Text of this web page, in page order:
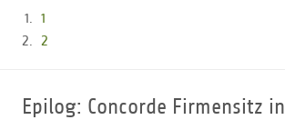
1
2
Epilog: Concorde Firmensitz in